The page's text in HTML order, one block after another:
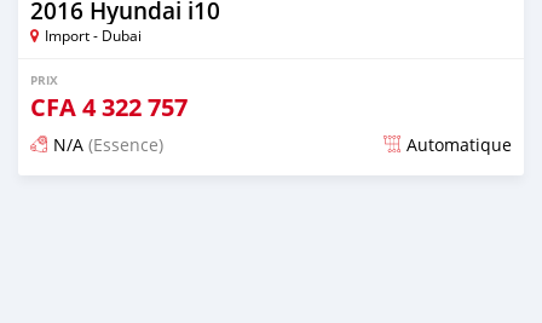
2016 Hyundai i10
Import - Dubai
PRIX
CFA4 322 757
N/A (Essence) Automatique